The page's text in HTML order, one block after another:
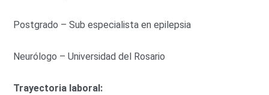
Postgrado – Sub especialista en epilepsia
Neurólogo – Universidad del Rosario
Trayectoria laboral: